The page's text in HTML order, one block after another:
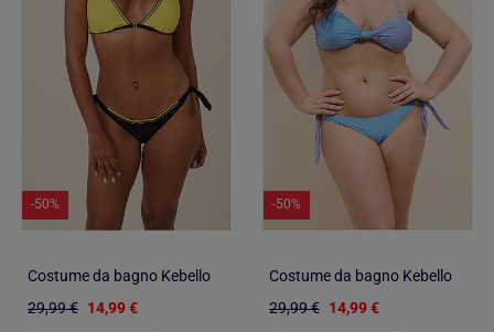
-50%
Costume da bagno Kebello
29,99 € 14,99 €
-50%
Costume da bagno Kebello
29,99 € 14,99 €